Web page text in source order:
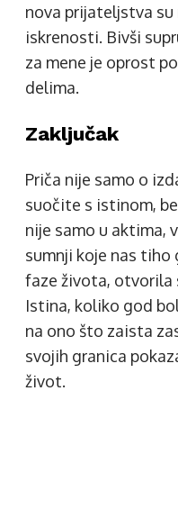
nova prijateljstva su
iskrenosti. Bivši
za mene je oprost
delima.
Zaključak
Priča nije samo o
suočite s istinom,
nije samo u aktima,
sumnji koje nas tiho
faze života, otvorila
Istina, koliko god
na ono što zaista
svojih granica
život.